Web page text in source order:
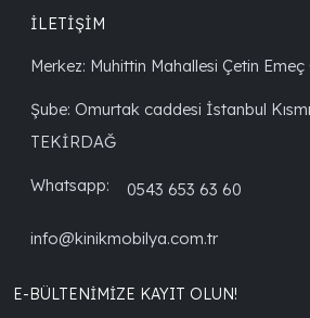
İLETİŞİM
Merkez: Muhittin Mahallesi Çetin Emeç
Şube: Omurtak caddesi İstanbul
TEKİRDAĞ
Whatsapp: 0543 653 63 60
info@kinikmobilya.com.tr
E-BÜLTENIMIZE KAYIT OLUN!